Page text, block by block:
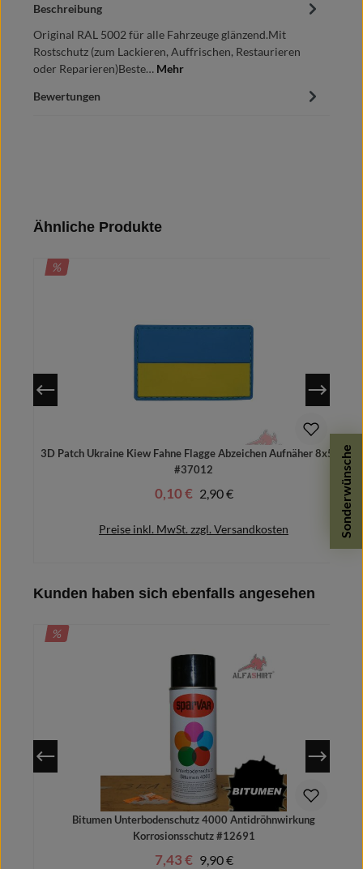
Sonderwünsche
Beschreibung
Original RAL 5002 für alle Fahrzeuge glänzend.Mit
Rostschutz (zum Lackieren, Auffrischen, Restaurieren
oder Reparieren)Beste… Mehr
Bewertungen
Produktgalerie überspringen
Ähnliche Produkte
RABATT
%
3D Patch Ukraine Kiew Fahne Flagge Abzeichen Aufnäher 8x5cm
#37012
Verkaufspreis:
0,10 € Regulärer Preis:
2,90 €
Preise inkl. MwSt. zzgl. Versandkosten
Produktgalerie überspringen
Kunden haben sich ebenfalls angesehen
RABATT
%
Bitumen Unterbodenschutz 4000 Antidröhnwirkung
Korrosionsschutz #12691
Verkaufspreis:
7,43 € Regulärer Preis:
9,90 €